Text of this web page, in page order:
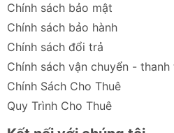
Chính sách bảo mật
Chính sách bảo hành
Chính sách đổi trả
Chính sách vận chuyển - thanh
Chính Sách Cho Thuê
Quy Trình Cho Thuê